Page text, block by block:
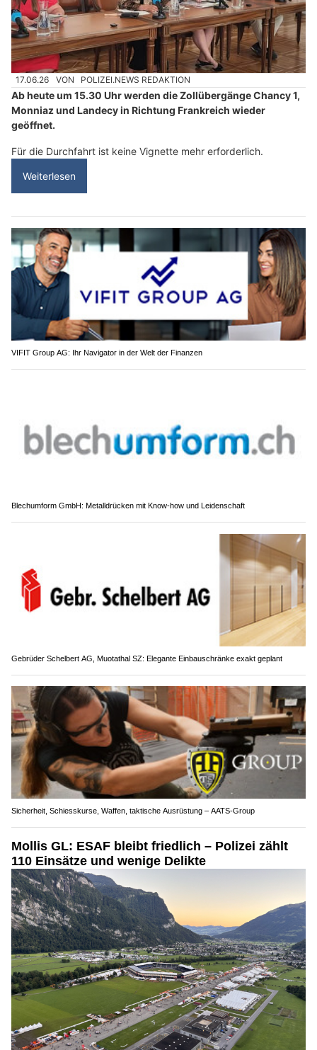
17.06.26 VON POLIZEI.NEWS REDAKTION
Ab heute um 15.30 Uhr werden die Zollübergänge Chancy 1,
Monniaz und Landecy in Richtung Frankreich wieder
geöffnet.
Für die Durchfahrt ist keine Vignette mehr erforderlich.
Weiterlesen
VIFIT Group AG: Ihr Navigator in der Welt der Finanzen
Blechumform GmbH: Metalldrücken mit Know-how und Leidenschaft
Gebrüder Schelbert AG, Muotathal SZ: Elegante Einbauschränke exakt geplant
Sicherheit, Schiesskurse, Waffen, taktische Ausrüstung – AATS-Group
Mollis GL: ESAF bleibt friedlich – Polizei zählt
110 Einsätze und wenige Delikte